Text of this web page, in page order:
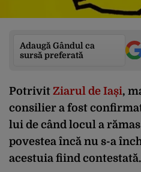
Adaugă Gândul ca
sursă preferată
Potrivit Ziarul de Iași,
consilier a fost
lui de când locul a
povestea încă nu s-a
acestuia fiind contestată.